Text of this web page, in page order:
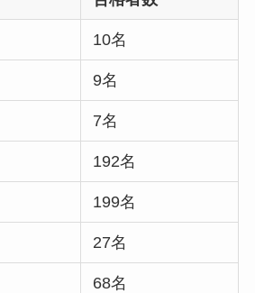
10名
9名
7名
192名
199名
27名
68名